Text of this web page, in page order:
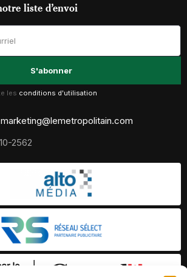
liste d’envoi
les conditions d'utilisation
marketing@lemetropolitain.com
2562